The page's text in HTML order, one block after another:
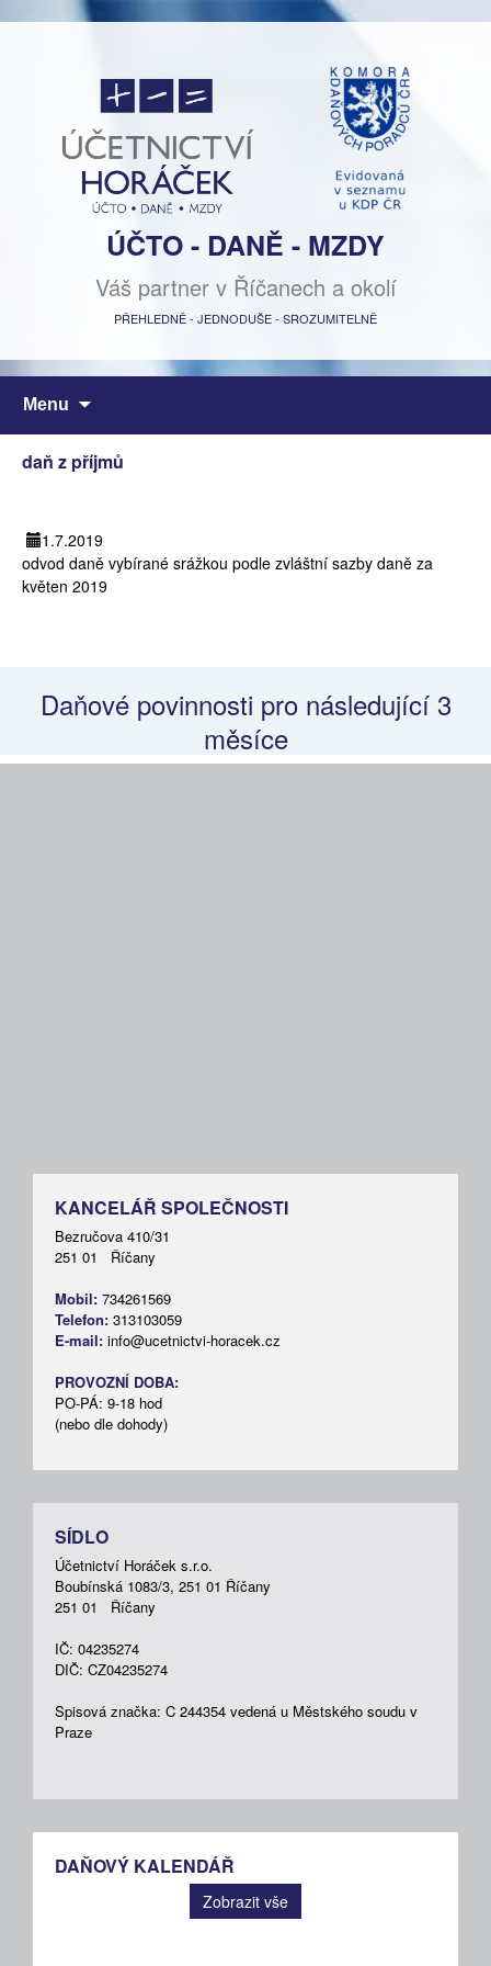
ÚČTO - DANĚ - MZDY
Váš partner v Říčanech a okolí
PŘEHLEDNĚ - JEDNODUŠE - SROZUMITELNĚ
Menu
obsahu
webu
daň z příjmů
1.7.2019
odvod daně vybírané srážkou podle zvláštní sazby daně za
květen 2019
Daňové povinnosti pro následující 3
měsíce
KANCELÁŘ SPOLEČNOSTI
Bezručova 410/31
251 01 Říčany
Mobil: 734261569
Telefon: 313103059
E-mail: info@ucetnictvi-horacek.cz
PROVOZNÍ DOBA:
PO-PÁ: 9-18 hod
(nebo dle dohody)
SÍDLO
Účetnictví Horáček s.r.o.
Boubínská 1083/3, 251 01 Říčany
251 01 Říčany
IČ: 04235274
DIČ: CZ04235274
Spisová značka: C 244354 vedená u Městského soudu v
Praze
DAŇOVÝ KALENDÁŘ
Zobrazit vše